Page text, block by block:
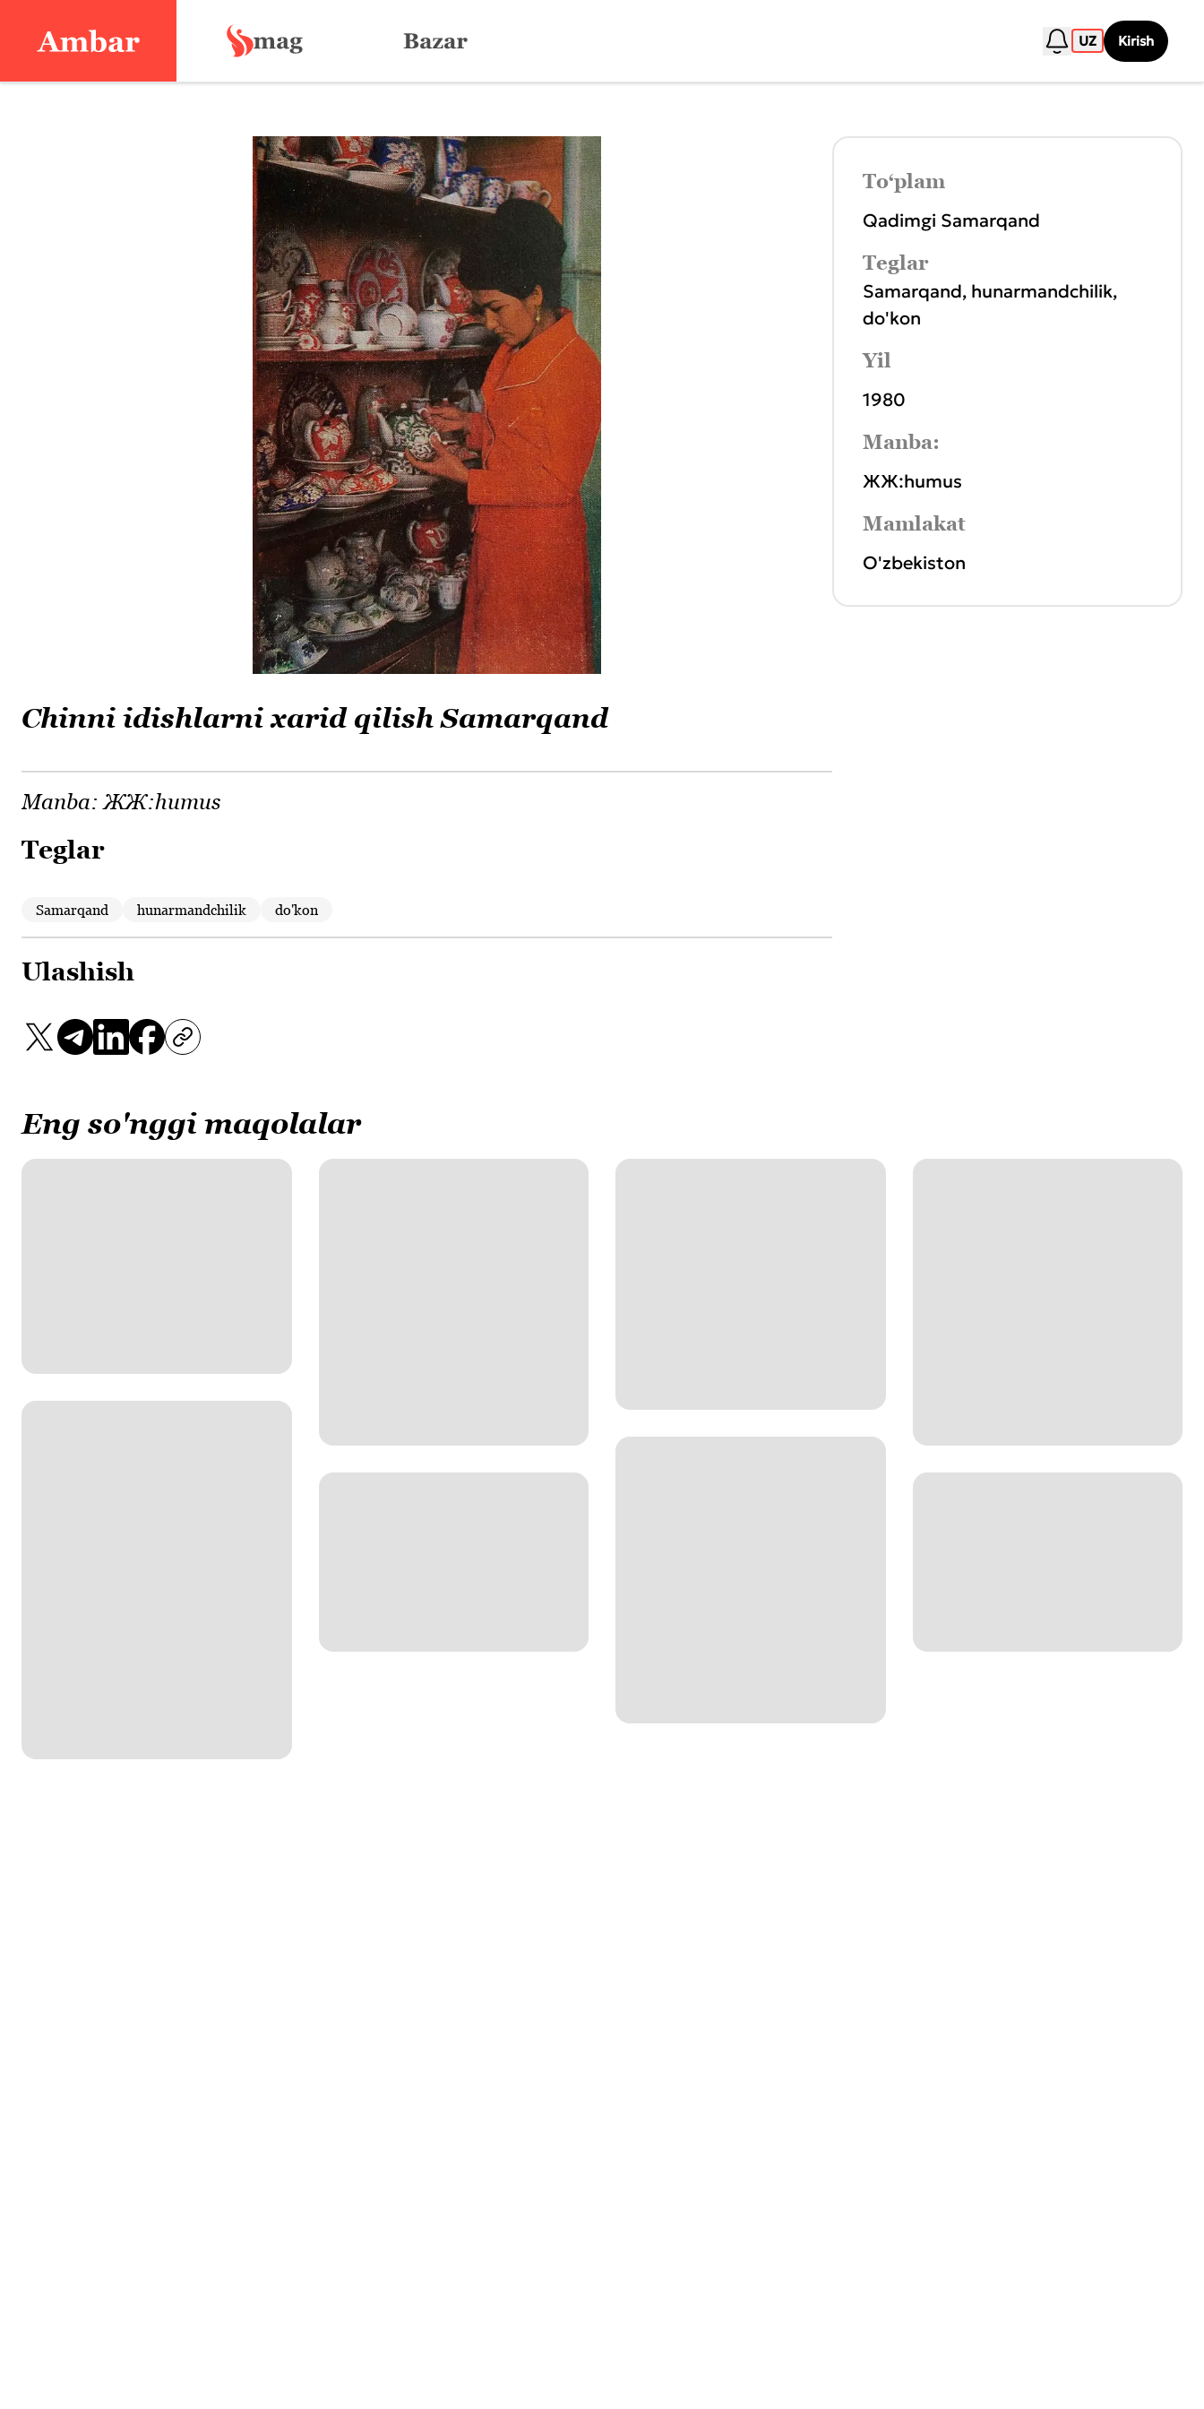
UZ Kirish
Chinni idishlarni xarid qilish Samarqand
Manba: ЖЖ:humus
Teglar
Samarqand hunarmandchilik do'kon
Ulashish
To‘plam
Qadimgi Samarqand
Teglar
Samarqand, hunarmandchilik,
do'kon
Yil
1980
Manba:
ЖЖ:humus
Mamlakat
O'zbekiston
Eng so'nggi maqolalar